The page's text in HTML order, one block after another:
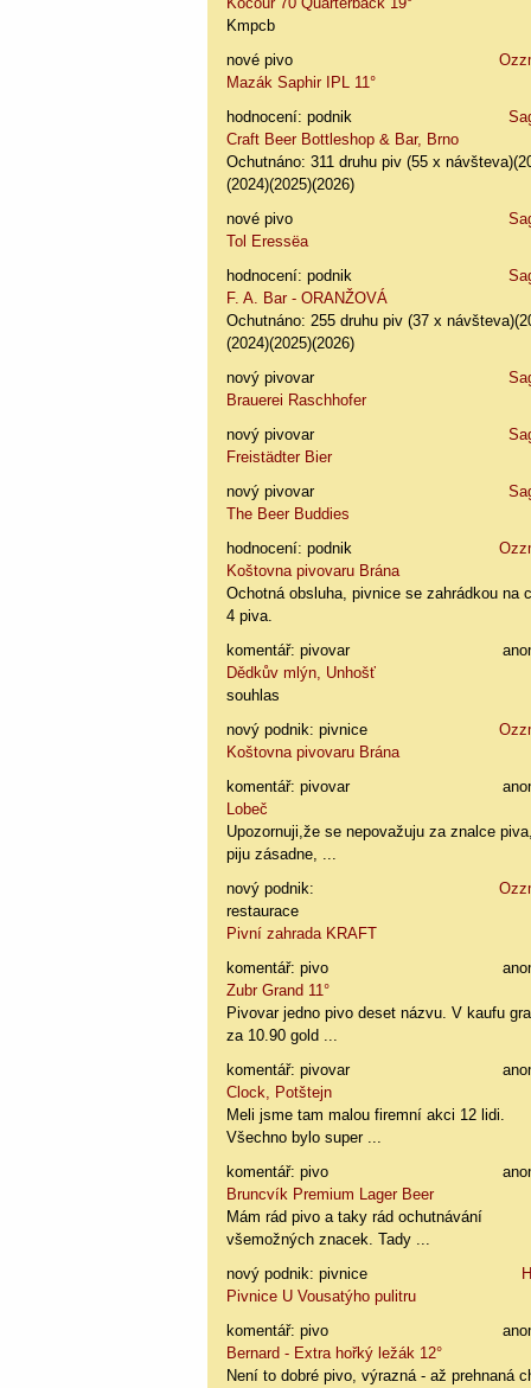
Kmpcb
nové pivo
Mazák Saphir IPL 11°
hodnocení: podnik
Craft Beer Bottleshop & Bar, Brno
Ochutnáno: 311 druhu piv (55 x
(2024)(2025)(2026)
nové pivo
Tol Eressëa
hodnocení: podnik
F. A. Bar - ORANŽOVÁ
Ochutnáno: 255 druhu piv (37 x
(2024)(2025)(2026)
nový pivovar
Brauerei Raschhofer
nový pivovar
Freistädter Bier
nový pivovar
The Beer Buddies
hodnocení: podnik
Koštovna pivovaru Brána
Ochotná obsluha, pivnice se zahrádkou na
4 piva.
komentář: pivovar
Dědkův mlýn, Unhošť
souhlas
nový podnik: pivnice
Koštovna pivovaru Brána
komentář: pivovar
Lobeč
Upozornuji,že se nepovažuju za znalce
piju zásadne, ...
nový podnik:
restaurace
Pivní zahrada KRAFT
komentář: pivo
Zubr Grand 11°
Pivovar jedno pivo deset názvu. V kaufu
za 10.90 gold ...
komentář: pivovar
Clock, Potštejn
Meli jsme tam malou firemní akci 12 lidi.
Všechno bylo super ...
komentář: pivo
Bruncvík Premium Lager Beer
Mám rád pivo a taky rád ochutnávání
všemožných znacek. Tady ...
nový podnik: pivnice
Pivnice U Vousatýho pulitru
komentář: pivo
Bernard - Extra hořký ležák 12°
Není to dobré pivo, výrazná - až prehnaná